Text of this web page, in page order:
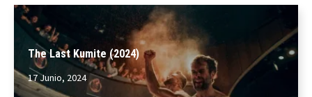
The Last Kumite (2024)
17 Junio, 2024